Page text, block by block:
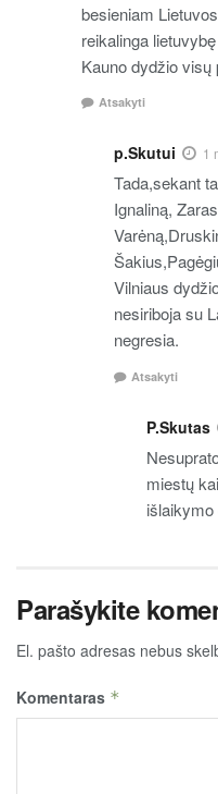
besieniam
reikalinga
Kauno dydžio
Atsakyti
p.Skutui 1
Tada,sekant
Ignaliną,
Vilniaus
nesiriboja su
negresia.
Atsakyti
P.Skutas
miestų
Parašykite
El. pašto adresas nebus
Komentaras *